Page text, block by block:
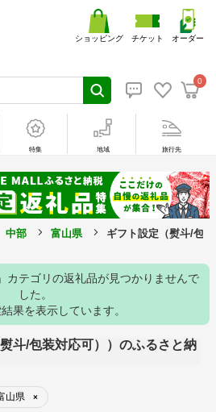
0
ショッピング チケット オーダー
特集 地域 旅行先
中部 富山県 ギフト設定（熨斗/包
カテゴリの返礼品が見つかりませんで
した。
結果を表示しています。
斗/包装対応可））のふるさと納
山県 ×